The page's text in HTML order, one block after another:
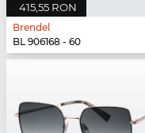
415,55 RON
Brendel
BL 906168 - 60